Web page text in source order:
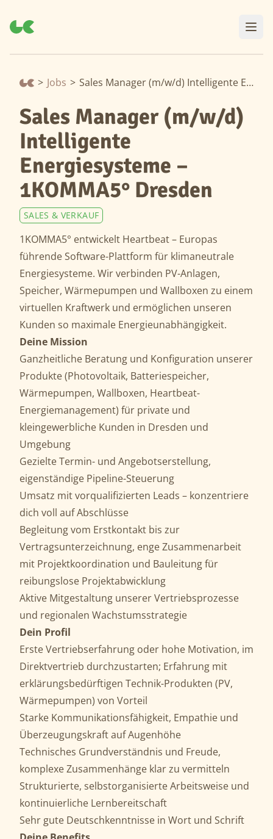
> Jobs > Sales Manager (m/w/d) Intelligente Energiesysteme – 1KOMMA5° Dresden
Sales Manager (m/w/d)
Intelligente
Energiesysteme –
1KOMMA5° Dresden
SALES & VERKAUF
1KOMMA5° entwickelt Heartbeat – Europas
führende Software-Plattform für klimaneutrale
Energiesysteme. Wir verbinden PV-Anlagen,
Speicher, Wärmepumpen und Wallboxen zu einem
virtuellen Kraftwerk und ermöglichen unseren
Kunden so maximale Energieunabhängigkeit.
Deine Mission
Ganzheitliche Beratung und Konfiguration unserer
Produkte (Photovoltaik, Batteriespeicher,
Wärmepumpen, Wallboxen, Heartbeat-
Energiemanagement) für private und
kleingewerbliche Kunden in Dresden und
Umgebung
Gezielte Termin- und Angebotserstellung,
eigenständige Pipeline-Steuerung
Umsatz mit vorqualifizierten Leads – konzentriere
dich voll auf Abschlüsse
Begleitung vom Erstkontakt bis zur
Vertragsunterzeichnung, enge Zusammenarbeit
mit Projektkoordination und Bauleitung für
reibungslose Projektabwicklung
Aktive Mitgestaltung unserer Vertriebsprozesse
und regionalen Wachstumsstrategie
Dein Profil
Erste Vertriebserfahrung oder hohe Motivation, im
Direktvertrieb durchzustarten; Erfahrung mit
erklärungsbedürftigen Technik-Produkten (PV,
Wärmepumpen) von Vorteil
Starke Kommunikationsfähigkeit, Empathie und
Überzeugungskraft auf Augenhöhe
Technisches Grundverständnis und Freude,
komplexe Zusammenhänge klar zu vermitteln
Strukturierte, selbstorganisierte Arbeitsweise und
kontinuierliche Lernbereitschaft
Sehr gute Deutschkenntnisse in Wort und Schrift